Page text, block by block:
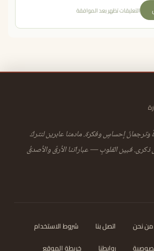
التعليقات تظهر بعد الموافقة
وترجمانُ إحساسٍ وفكرة. مادمنا عابرين لنتركَ
فبين القلوبِ — عباراتنا الأرقّ والأصدقُ
من نحن اتصل بنا
شروط الاستخدام
روابطنا خريطة الموقع